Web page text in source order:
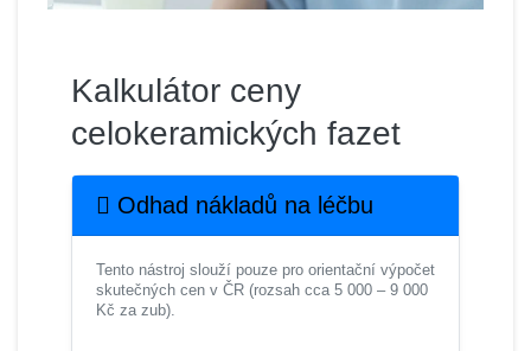
Kalkulátor ceny
celokeramických fazet
Odhad nákladů na léčbu
Tento nástroj slouží pouze pro orientační výpočet
skutečných cen v ČR (rozsah cca 5 000 – 9 000
Kč za zub).